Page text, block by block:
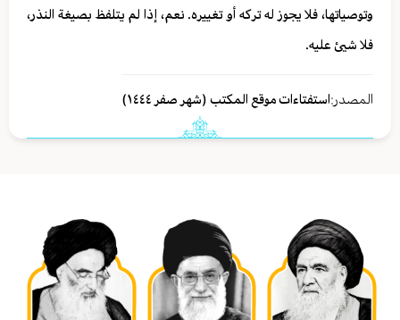
وتوصياتها، فلا يجوز له تركه أو تغييره. نعم، إذا لم يتلفظ بصيغة النذر،
فلا شيئ عليه.
المصدر:استفتاءات موقع المكتب (شهر صفر ١٤٤٤)